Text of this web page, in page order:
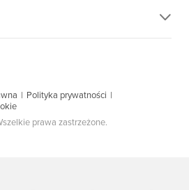
| Polityka prywatności |
prawa zastrzeżone.